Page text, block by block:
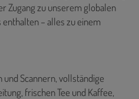
Zugang zu unserem globalen
– alles zu einem
und Scannern, vollständige
frischen Tee und Kaffee,